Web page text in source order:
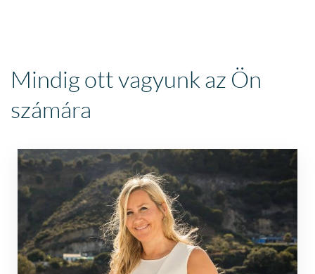
Mindig ott vagyunk az Ön
számára